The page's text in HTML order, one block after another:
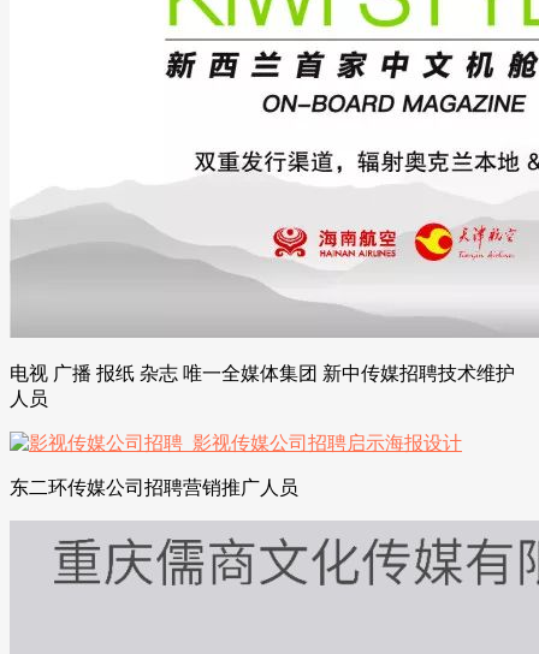
电视 广播 报纸 杂志 唯一全媒体集团 新中传媒招聘技术维护
人员
东二环传媒公司招聘营销推广人员